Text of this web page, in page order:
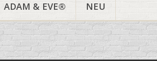
ADAM & EVE® NEU